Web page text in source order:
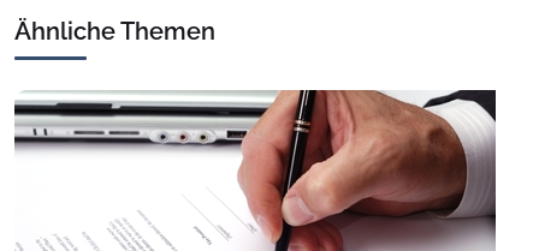
Ähnliche Themen